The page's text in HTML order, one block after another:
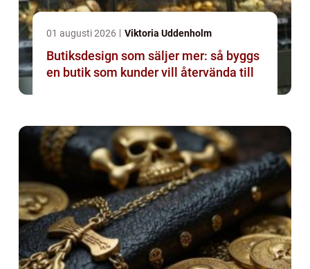
01 augusti 2026 Viktoria Uddenholm
Butiksdesign som säljer mer: så byggs
en butik som kunder vill återvända till